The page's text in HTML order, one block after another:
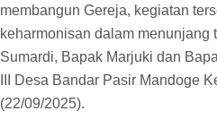
membangun Gereja, kegiatan
keharmonisan dalam
Sumardi, Bapak Marjuki dan
III Desa Bandar Pasir Mandoge
(22/09/2025).